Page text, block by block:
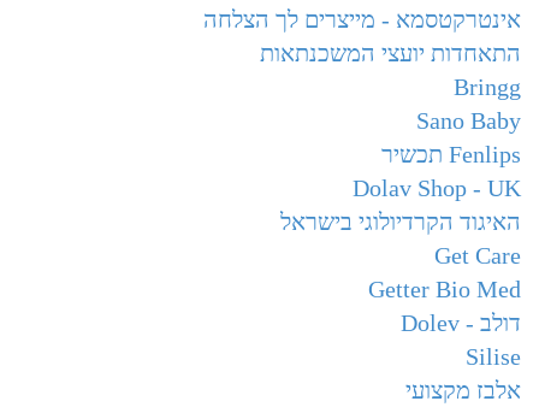
אינטרקטסמא - מייצרים לך הצלחה
התאחדות יועצי המשכנתאות
Bringg
Sano Baby
Fenlips תכשיר
Dolav Shop - UK
האיגוד הקרדיולוגי בישראל
Get Care
Getter Bio Med
דולב - Dolev
Silise
אלבז מקצועי